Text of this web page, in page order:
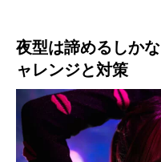
夜型は諦めるしか
ャレンジと対策